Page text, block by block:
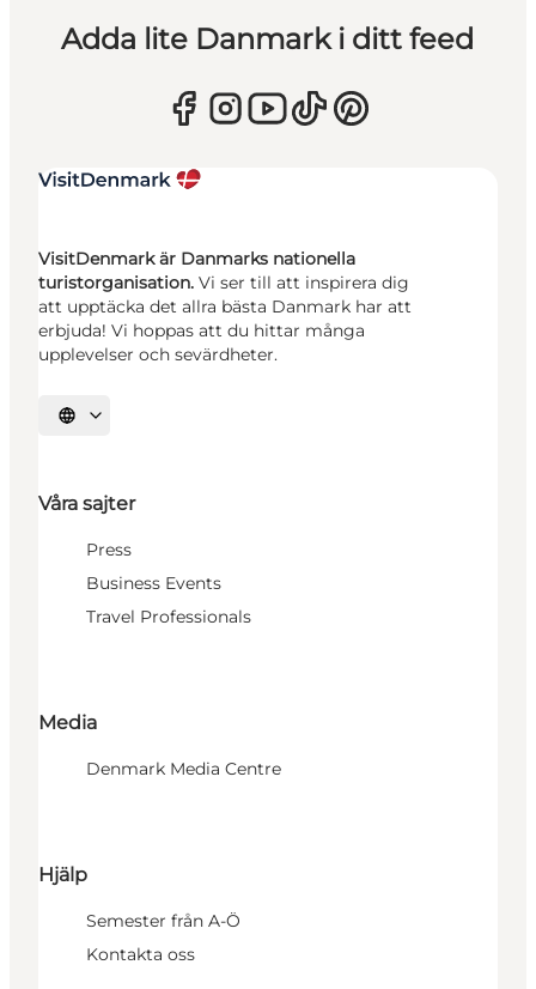
Adda lite Danmark i ditt feed
VisitDenmark är Danmarks nationella
turistorganisation. Vi ser till att inspirera dig
att upptäcka det allra bästa Danmark har att
erbjuda! Vi hoppas att du hittar många
upplevelser och sevärdheter.
Välj språk
Våra sajter
Press
Business Events
Travel Professionals
Media
Denmark Media Centre
Hjälp
Semester från A-Ö
Kontakta oss